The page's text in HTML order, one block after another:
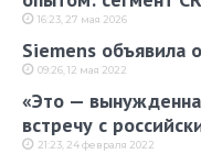
16:23, 27 мая 2026
Siemens объявила
09:26, 12 мая 2022
«Это —
встречу с
21:23, 24 февраля 2022